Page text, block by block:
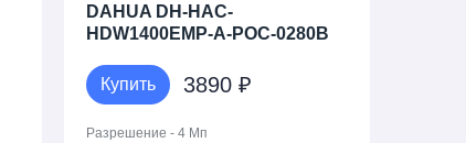
DAHUA DH-HAC-
HDW1400EMP-A-POC-0280B
Купить 3890 ₽
Разрешение - 4 Мп